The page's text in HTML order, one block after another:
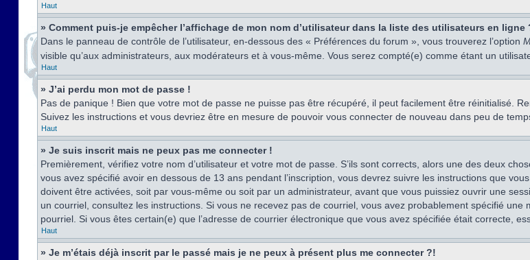
Haut
» Comment puis-je empêcher l’affichage de mon nom d’utilisateur dans la liste des utilisateurs en ligne
Dans le panneau de contrôle de l’utilisateur, en-dessous des « Préférences du forum », vous trouverez l’option
visible qu’aux administrateurs, aux modérateurs et à vous-même. Vous serez compté(e) comme étant un
Haut
» J’ai perdu mon mot de passe !
Pas de panique ! Bien que votre mot de passe ne puisse pas être récupéré, il peut facilement être réinitialisé.
Suivez les instructions et vous devriez être en mesure de pouvoir vous connecter de nouveau dans peu de
Haut
» Je suis inscrit mais ne peux pas me connecter !
Premièrement, vérifiez votre nom d’utilisateur et votre mot de passe. S’ils sont corrects, alors une des deux
vous avez spécifié avoir en dessous de 13 ans pendant l’inscription, vous devrez suivre les instructions que
doivent être activées, soit par vous-même ou soit par un administrateur, avant que vous puissiez ouvrir une
un courriel, consultez les instructions. Si vous ne recevez pas de courriel, vous avez probablement spécifié
pourriel. Si vous êtes certain(e) que l’adresse de courrier électronique que vous avez spécifiée était correcte,
Haut
» Je m’étais déjà inscrit par le passé mais je ne peux à présent plus me connecter ?!